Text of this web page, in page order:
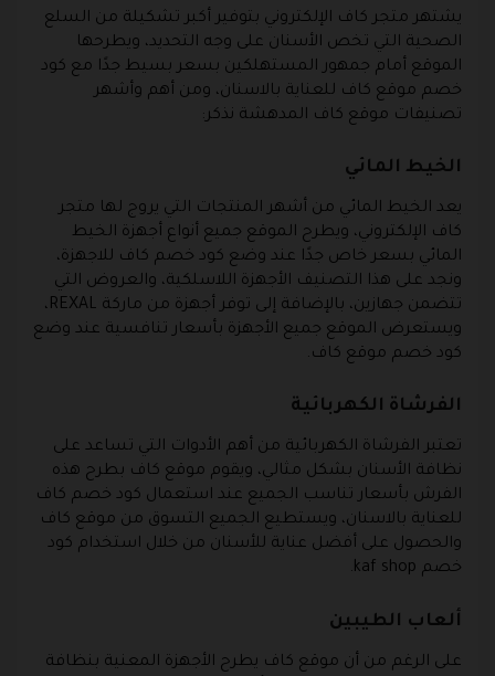
يشتهر متجر كاف الإلكتروني بتوفير أكبر تشكيلة من السلع
الصحية التي تخص الأسنان على وجه التحديد، ويطرحها
الموقع أمام جمهور المستهلكين بسعر بسيط جدًا مع كود
خصم موقع كاف للعناية بالاسنان، ومن أهم وأشهر
تصنيفات موقع كاف المدهشة نذكر:
الخيط المائي
يعد الخيط المائي من أشهر المنتجات التي يروج لها متجر
كاف الإلكتروني، ويطرح الموقع جميع أنواع أجهزة الخيط
المائي بسعر خاص جدًا عند وضع كود خصم كاف للاجهزة،
ونجد على هذا التصنيف الأجهزة اللاسلكية، والعروض التي
تتضمن جهازين، بالإضافة إلى توفر أجهزة من ماركة REXAL،
ويستعرض الموقع جميع الأجهزة بأسعار تنافسية عند وضع
كود خصم موقع كاف.
الفرشاة الكهربائية
تعتبر الفرشاة الكهربائية من أهم الأدوات التي تساعد على
نظافة الأسنان بشكل مثالي، ويقوم موقع كاف بطرح هذه
الفرش بأسعار تناسب الجميع عند استعمال كود خصم كاف
للعناية بالاسنان، ويستطيع الجميع التسوق من موقع كاف
والحصول على أفضل عناية للأسنان من خلال استخدام كود
خصم kaf shop.
ألعاب الطيبين
على الرغم من أن موقع كاف يطرح الأجهزة المعنية بنظافة